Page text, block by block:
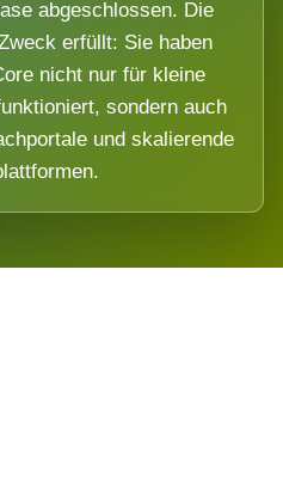
abgeschlossen. Die
erfüllt: Sie haben
nicht nur für kleine
sondern auch
und skalierende